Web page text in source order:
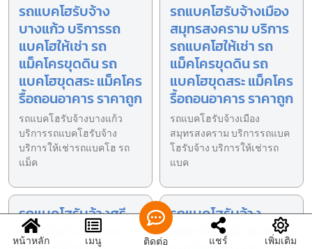
รถแบคโฮรับจ้าง
บางแก้ว บริการรถ
แบคโฮให้เช่า รถ
แม็คโครขุดดิน รถ
แบคโฮขุดสระ แม็คโคร
รื้อถอนอาคาร ราคาถูก
รถแบคโฮรับจ้างบางแก้ว
บริการรถแบคโฮรับจ้าง
บริการให้เช่ารถแบคโฮ รถ
แม็ค
รถแบคโฮรับจ้างเมือง
สมุทรสงคราม บริการ
รถแบคโฮให้เช่า รถ
แม็คโครขุดดิน รถ
แบคโฮขุดสระ แม็คโคร
รื้อถอนอาคาร ราคาถูก
รถแบคโฮรับจ้างเมือง
สมุทรสงคราม บริการรถแบค
โฮรับจ้าง บริการให้เช่ารถ
แบค
รถแบคโฮรับจ้างศรี
เมืองใหม่ บริการรถ
รถแบคโฮรับจ้าง
พยุหะคีรี บริการรถ
หน้าหลัก เมนู ติดต่อ แชร์ เพิ่มเติม